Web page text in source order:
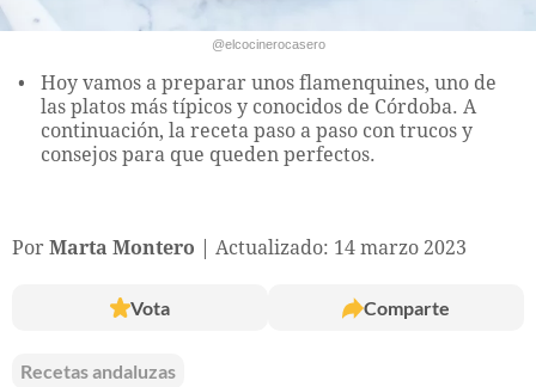
@elcocinerocasero
Hoy vamos a preparar unos flamenquines, uno de
las platos más típicos y conocidos de Córdoba. A
continuación, la receta paso a paso con trucos y
consejos para que queden perfectos.
Por Marta Montero Actualizado: 14 marzo 2023
Vota Comparte
Recetas andaluzas